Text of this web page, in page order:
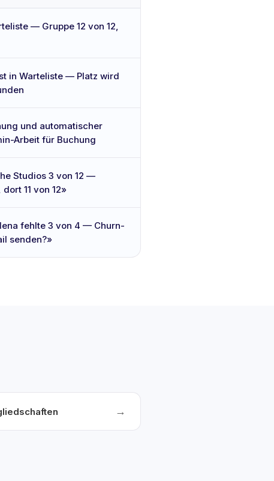
— Gruppe 12 von 12,
in Warteliste — Platz wird
und automatischer
Arbeit für Buchung
Studios 3 von 12 —
11 von 12»
fehlte 3 von 4 — Churn-
senden?»
→